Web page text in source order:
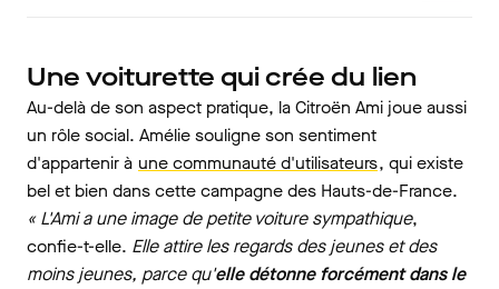
Une voiturette qui crée du lien
Au-delà de son aspect pratique, la Citroën Ami joue aussi
un rôle social. Amélie souligne son sentiment
d'appartenir à une communauté d'utilisateurs, qui existe
bel et bien dans cette campagne des Hauts-de-France.
« L'Ami a une image de petite voiture sympathique,
confie-t-elle. Elle attire les regards des jeunes et des
moins jeunes, parce qu'elle détonne forcément dans le